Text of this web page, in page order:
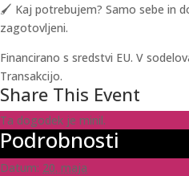
🖌️ Kaj potrebujem? Samo sebe in
zagotovljeni.
Financirano s sredstvi EU. V
Transakcijo.
Share This Event
Ta dogodek je minil.
Podrobnosti
Datum: 20. maja